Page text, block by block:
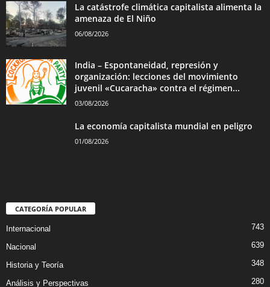
La catástrofe climática capitalista alimenta la
amenaza de El Niño
06/08/2026
India – Espontaneidad, represión y
organización: lecciones del movimiento
juvenil «Cucaracha» contra el régimen...
03/08/2026
La economía capitalista mundial en peligro
01/08/2026
CATEGORÍA POPULAR
Internacional 743
Nacional 639
Historia y Teoría 348
Análisis y Perspectivas 280